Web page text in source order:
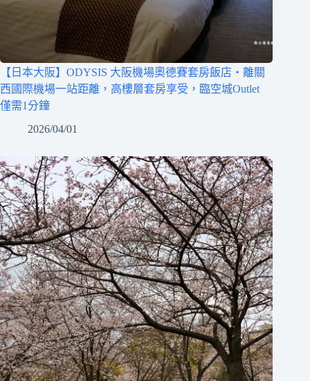
【日本大阪】ODYSIS 大阪機場奧德賽套房飯店‧離關
西國際機場一站距離，高樓層套房享受，臨空城Outlet
僅需1分鐘
2026/04/01